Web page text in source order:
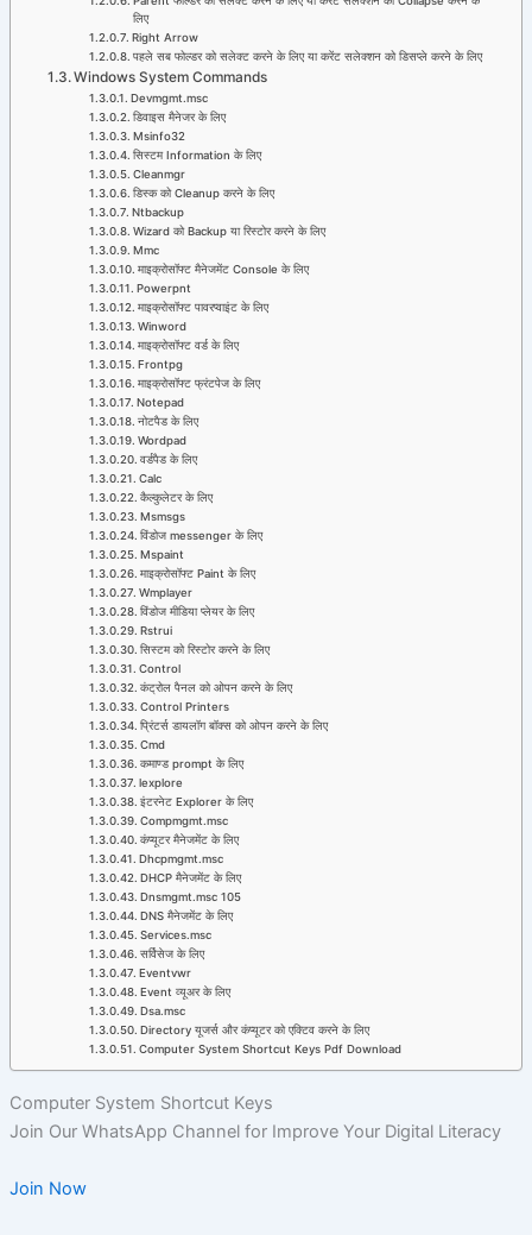
लिए
Right Arrow
पहले सब फोल्डर को सलेक्ट करने के लिए या करेंट सलेक्शन को डिसप्ले करने के लिए
Windows System Commands
Devmgmt.msc
डिवाइस मैनेजर के लिए
Msinfo32
सिस्टम Information के लिए
Cleanmgr
डिस्क को Cleanup करने के लिए
Ntbackup
Wizard को Backup या रिस्टोर करने के लिए
Mmc
माइक्रोसॉफ्ट मैनेजमेंट Console के लिए
Powerpnt
माइक्रोसॉफ्ट पावरप्वाइंट के लिए
Winword
माइक्रोसॉफ्ट वर्ड के लिए
Frontpg
माइक्रोसॉफ्ट फ्रंटपेज के लिए
Notepad
नोटपैड के लिए
Wordpad
वर्डपैड के लिए
Calc
कैल्कुलेटर के लिए
Msmsgs
विंडोज messenger के लिए
Mspaint
माइक्रोसॉफ्ट Paint के लिए
Wmplayer
विंडोज मीडिया प्लेयर के लिए
Rstrui
सिस्टम को रिस्टोर करने के लिए
Control
कंट्रोल पैनल को ओपन करने के लिए
Control Printers
प्रिंटर्स डायलॉग बॉक्स को ओपन करने के लिए
Cmd
कमाण्ड prompt के लिए
lexplore
इंटरनेट Explorer के लिए
Compmgmt.msc
कंप्यूटर मैनेजमेंट के लिए
Dhcpmgmt.msc
DHCP मैनेजमेंट के लिए
Dnsmgmt.msc 105
DNS मैनेजमेंट के लिए
Services.msc
सर्विसेज के लिए
Eventvwr
Event व्यूअर के लिए
Dsa.msc
Directory यूजर्स और कंप्यूटर को एक्टिव करने के लिए
Computer System Shortcut Keys Pdf Download
Computer System Shortcut Keys
Join Our WhatsApp Channel for Improve Your Digital Literacy
Join Now